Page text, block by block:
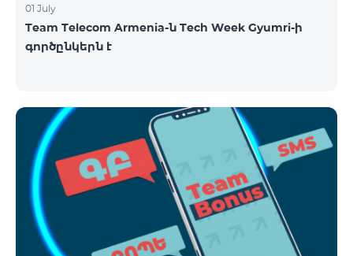
01 July
Team Telecom Armenia-ն Tech Week Gyumri-ի
գործընկերն է